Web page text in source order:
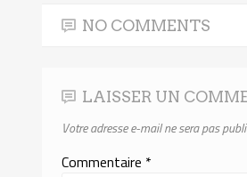
NO COMMENTS
LAISSER UN
Votre adresse e-mail ne sera pas
Commentaire *